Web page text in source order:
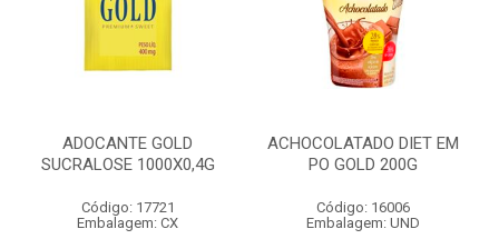
ADOCANTE GOLD
SUCRALOSE 1000X0,4G
Código: 17721
Embalagem: CX
ACHOCOLATADO DIET EM
PO GOLD 200G
Código: 16006
Embalagem: UND